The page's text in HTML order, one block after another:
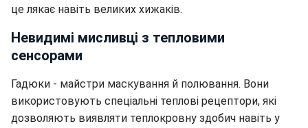
це лякає навіть великих хижаків.
Невидимі мисливці з тепловими
сенсорами
Гадюки - майстри маскування й полювання. Вони
використовують спеціальні теплові рецептори, які
дозволяють виявляти теплокровну здобич навіть у